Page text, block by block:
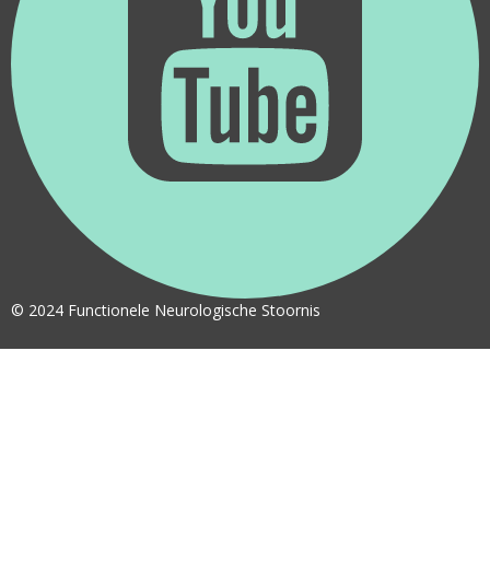
© 2024 Functionele Neurologische Stoornis